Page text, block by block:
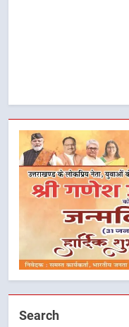
Search